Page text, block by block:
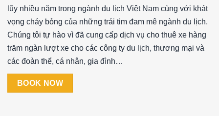
lũy nhiều năm trong ngành du lịch Việt Nam cùng với khát
vọng cháy bỏng của những trái tim đam mê ngành du lịch.
Chúng tôi tự hào vì đã cung cấp dịch vụ cho thuê xe hàng
trăm ngàn lượt xe cho các công ty du lịch, thương mại và
các đoàn thể, cá nhân, gia đình…
BOOK NOW